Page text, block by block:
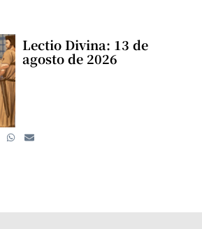
Lectio Divina: 13 de
agosto de 2026